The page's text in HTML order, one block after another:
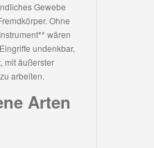
Gewebe
Ohne
wären
undenkbar,
mit äußerster
arbeiten.
Arten